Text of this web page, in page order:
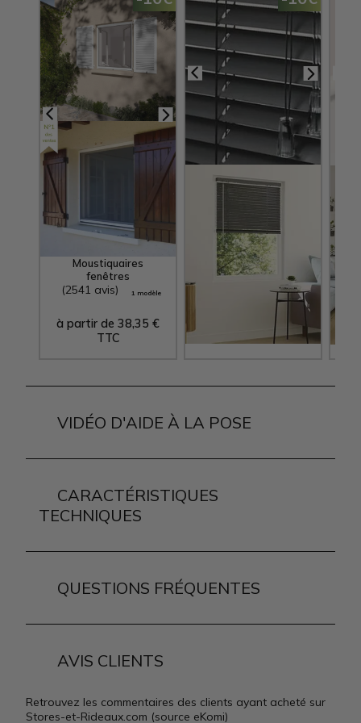
Moustiquaires
fenêtres
(2541 avis) 1 modèle
à partir de 38,35€
TTC
Aluminium
Lames 25 mm
23 modèles
10,60€
TTC
VIDÉO D'AIDE À LA POSE
CARACTÉRISTIQUES
TECHNIQUES
QUESTIONS FRÉQUENTES
AVIS CLIENTS
Retrouvez les commentaires des clients ayant acheté sur
Stores-et-Rideaux.com (source eKomi)